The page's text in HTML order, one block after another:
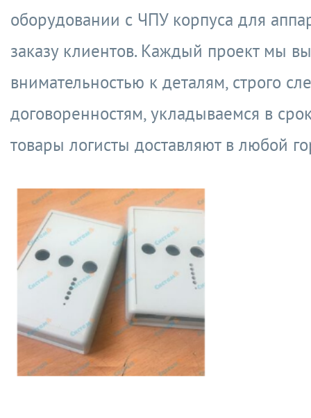
оборудовании с ЧПУ корпуса для
заказу клиентов. Каждый проект мы
внимательностью к деталям, строго
договоренностям, укладываемся в
товары логисты доставляют в любой